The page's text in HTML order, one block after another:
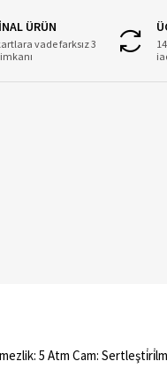
ÜRÜN
vade farksız 3
5 Atm Cam: